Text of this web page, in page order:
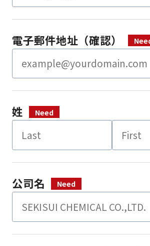
電子郵件地址（確認）
姓
公司名